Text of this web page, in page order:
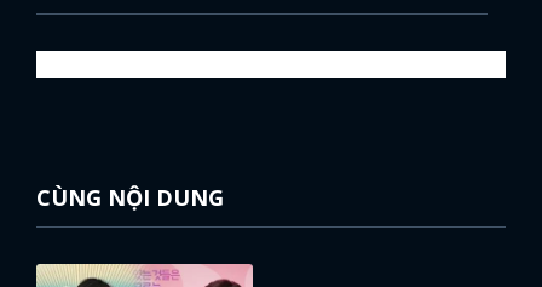
FACEBOOK GOOGLE
CÙNG NỘI DUNG